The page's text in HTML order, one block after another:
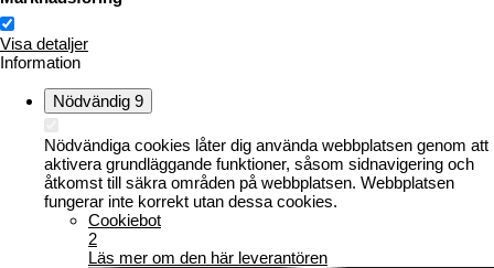
Visa detaljer
Information
Nödvändig 9
Nödvändiga cookies låter dig använda webbplatsen genom att
aktivera grundläggande funktioner, såsom sidnavigering och
åtkomst till säkra områden på webbplatsen. Webbplatsen
fungerar inte korrekt utan dessa cookies.
Cookiebot
2
Läs mer om den här leverantören